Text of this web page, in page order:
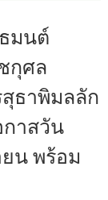
มนต์
กุศล
ธาพิมลลัก
าสวัน
น พร้อม